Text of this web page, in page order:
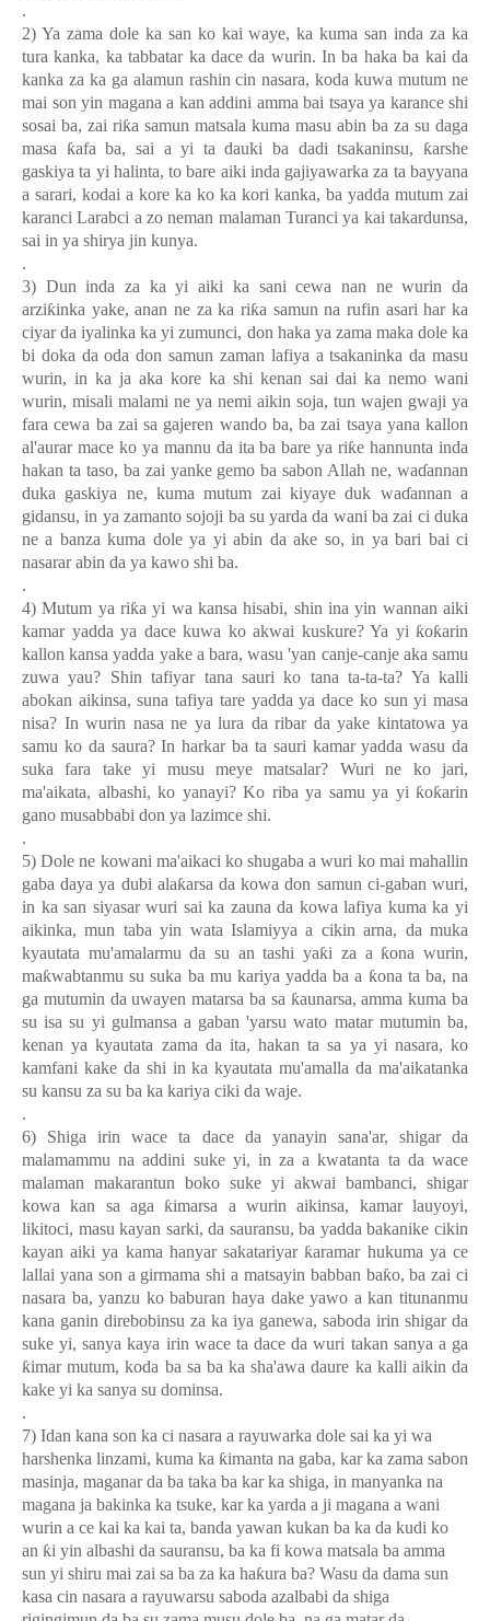
.
2) Ya zama dole ka san ko kai waye, ka kuma san inda za ka
tura kanka, ka tabbatar ka dace da wurin.In ba haka ba kai da
kanka za ka ga alamun rashin cin nasara, koda kuwa mutum ne
mai son yin magana a kan addini amma bai tsaya ya karance shi
sosai ba, zai riƙa samun matsala kuma masu abin ba za su daga
masa ƙafa ba, sai a yi ta dauki ba dadi tsakaninsu, ƙarshe
gaskiya ta yi halinta, to bare aiki inda gajiyawarka za ta bayyana
a sarari, kodai a kore ka ko ka kori kanka, ba yadda mutum zai
karanci Larabci a zo neman malaman Turanci ya kai takardunsa,
sai in ya shirya jin kunya.
.
3) Dun inda za ka yi aiki ka sani cewa nan ne wurin da
arziƙinka yake, anan ne za ka riƙa samun na rufin asari har ka
ciyar da iyalinka ka yi zumunci, don haka ya zama maka dole ka
bi doka da oda don samun zaman lafiya a tsakaninka da masu
wurin, in ka ja aka kore ka shi kenan sai dai ka nemo wani
wurin, misali malami ne ya nemi aikin soja, tun wajen gwaji ya
fara cewa ba zai sa gajeren wando ba, ba zai tsaya yana kallon
al'aurar mace ko ya mannu da ita ba bare ya riƙe hannunta inda
hakan ta taso, ba zai yanke gemo ba sabon Allah ne, waɗannan
duka gaskiya ne, kuma mutum zai kiyaye duk waɗannan a
gidansu, in ya zamanto sojoji ba su yarda da wani ba zai ci duka
ne a banza kuma dole ya yi abin da ake so, in ya bari bai ci
nasarar abin da ya kawo shi ba.
.
4) Mutum ya riƙa yi wa kansa hisabi, shin ina yin wannan aiki
kamar yadda ya dace kuwa ko akwai kuskure? Ya yi ƙoƙarin
kallon kansa yadda yake a bara, wasu 'yan canje-canje aka samu
zuwa yau? Shin tafiyar tana sauri ko tana ta-ta-ta? Ya kalli
abokan aikinsa, suna tafiya tare yadda ya dace ko sun yi masa
nisa? In wurin nasa ne ya lura da ribar da yake kintatowa ya
samu ko da saura? In harkar ba ta sauri kamar yadda wasu da
suka fara take yi musu meye matsalar? Wuri ne ko jari,
ma'aikata, albashi, ko yanayi? Ko riba ya samu ya yi ƙoƙarin
gano musabbabi don ya lazimce shi.
.
5) Dole ne kowani ma'aikaci ko shugaba a wuri ko mai mahallin
gaba daya ya dubi alaƙarsa da kowa don samun ci-gaban wuri,
in ka san siyasar wuri sai ka zauna da kowa lafiya kuma ka yi
aikinka, mun taba yin wata Islamiyya a cikin arna, da muka
kyautata mu'amalarmu da su an tashi yaƙi za a ƙona wurin,
maƙwabtanmu su suka ba mu kariya yadda ba a ƙona ta ba, na
ga mutumin da uwayen matarsa ba sa ƙaunarsa, amma kuma ba
su isa su yi gulmansa a gaban 'yarsu wato matar mutumin ba,
kenan ya kyautata zama da ita, hakan ta sa ya yi nasara, ko
kamfani kake da shi in ka kyautata mu'amalla da ma'aikatanka
su kansu za su ba ka kariya ciki da waje.
.
6) Shiga irin wace ta dace da yanayin sana'ar, shigar da
malamammu na addini suke yi, in za a kwatanta ta da wace
malaman makarantun boko suke yi akwai bambanci, shigar
kowa kan sa aga ƙimarsa a wurin aikinsa, kamar lauyoyi,
likitoci, masu kayan sarki, da sauransu, ba yadda bakanike cikin
kayan aiki ya kama hanyar sakatariyar ƙaramar hukuma ya ce
lallai yana son a girmama shi a matsayin babban baƙo, ba zai ci
nasara ba, yanzu ko baburan haya dake yawo a kan titunanmu
kana ganin direbobinsu za ka iya ganewa, saboda irin shigar da
suke yi, sanya kaya irin wace ta dace da wuri takan sanya a ga
ƙimar mutum, koda ba sa ba ka sha'awa daure ka kalli aikin da
kake yi ka sanya su dominsa.
.
7) Idan kana son ka ci nasara a rayuwarka dole sai ka yi wa
harshenka linzami, kuma ka ƙimanta na gaba, kar ka zama sabon
masinja, maganar da ba taka ba kar ka shiga, in manyanka na
magana ja bakinka ka tsuke, kar ka yarda a ji magana a wani
wurin a ce kai ka kai ta, banda yawan kukan ba ka da kudi ko
an ƙi yin albashi da sauransu, ba ka fi kowa matsala ba amma
sun yi shiru mai zai sa ba za ka haƙura ba? Wasu da dama sun
kasa cin nasara a rayuwarsu saboda azalbabi da shiga